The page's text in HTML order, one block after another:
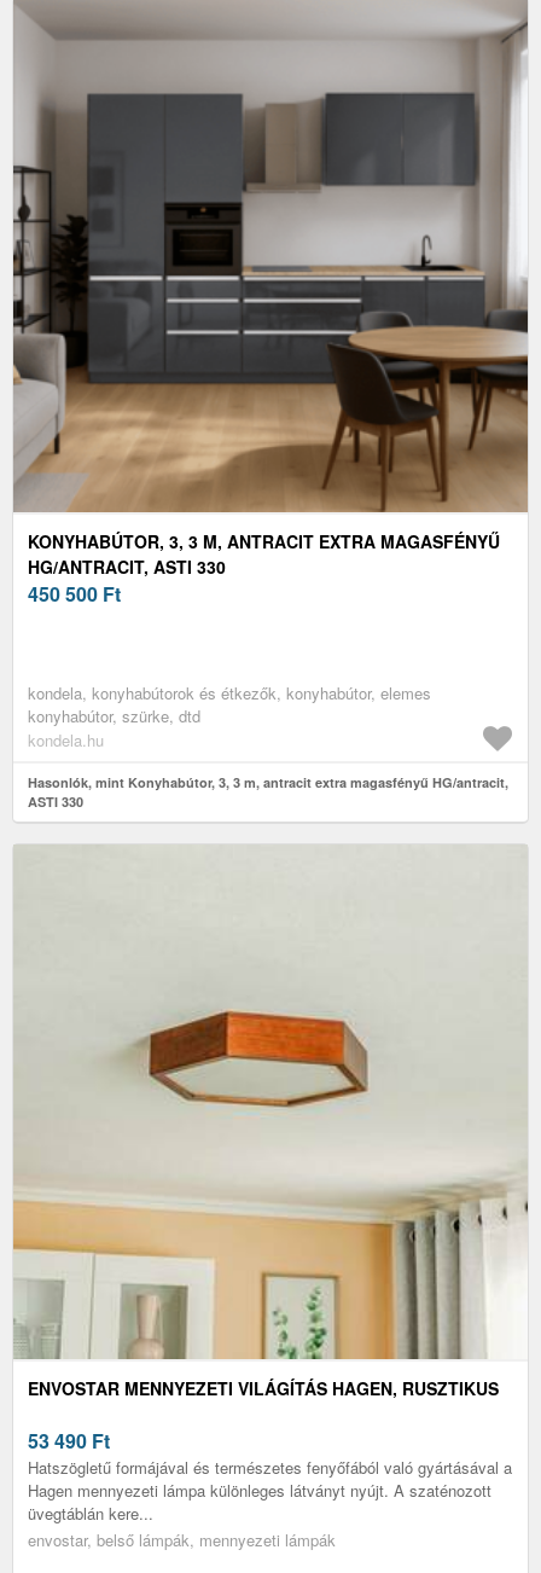
KONYHABÚTOR, 3, 3 M, ANTRACIT EXTRA MAGASFÉNYŰ
HG/ANTRACIT, ASTI 330
450 500 Ft
kondela, konyhabútorok és étkezők, konyhabútor, elemes
konyhabútor, szürke, dtd
kondela.hu
Hasonlók, mint Konyhabútor, 3, 3 m, antracit extra magasfényű HG/antracit,
ASTI 330
ENVOSTAR MENNYEZETI VILÁGÍTÁS HAGEN, RUSZTIKUS
53 490 Ft
Hatszögletű formájával és természetes fenyőfából való gyártásával a
Hagen mennyezeti lámpa különleges látványt nyújt. A szaténozott
üvegtáblán kere...
envostar, belső lámpák, mennyezeti lámpák